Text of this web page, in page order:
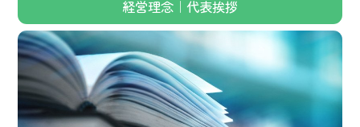
経営理念｜代表挨拶